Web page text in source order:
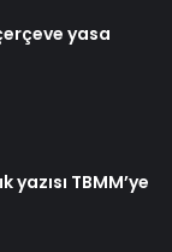
yasa
TBMM’ye